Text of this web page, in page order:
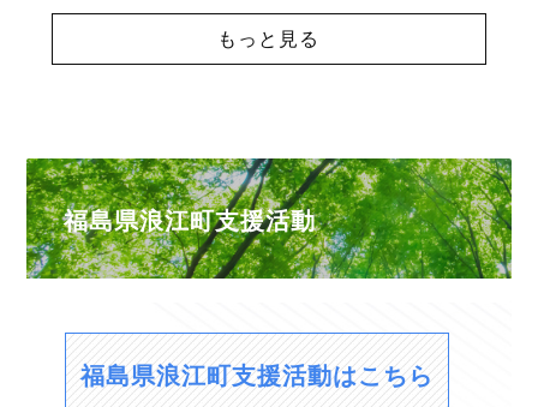
もっと見る
福島県浪江町支援活動
福島県浪江町支援活動はこちら